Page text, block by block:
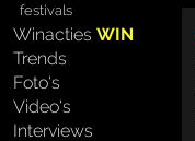
festivals
WinactiesWIN
Trends
Foto's
Video's
Interviews